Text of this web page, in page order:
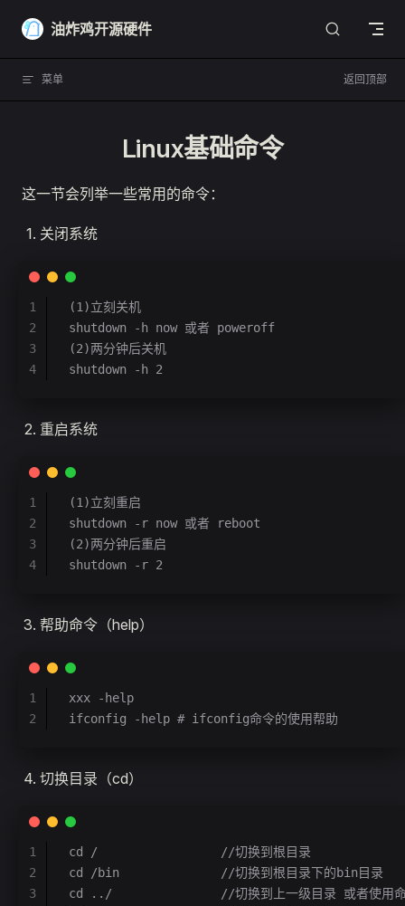
Skip to content
油炸鸡开源硬件
菜单 返回顶部
Linux基础命令
这一节会列举一些常用的命令：
关闭系统
(1)立刻关机
shutdown -h now 或者 poweroff
(2)两分钟后关机
shutdown -h 2
1
2
3
4
重启系统
(1)立刻重启
shutdown -r now 或者 reboot
(2)两分钟后重启
shutdown -r 2
1
2
3
4
帮助命令（help）
xxx -help
ifconfig -help # ifconfig命令的使用帮助
1
2
切换目录（cd）
cd /                 //切换到根目录
cd /bin              //切换到根目录下的bin目录
cd ../               //切换到上一级目录 或者使用
1
2
3